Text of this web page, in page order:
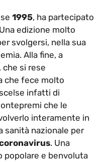
1995, ha partecipato
edizione molto
svolgersi, nella sua
Alla fine, a
si rese
che fece molto
infatti di
che le
interamente in
sanità nazionale per
. Una
popolare e benvoluta